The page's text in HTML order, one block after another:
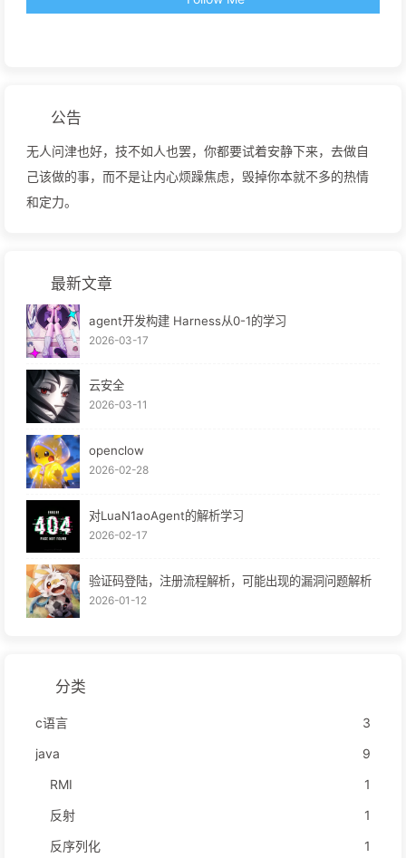
公告
无人问津也好，技不如人也罢，你都要试着安静下来，去做自
己该做的事，而不是让内心烦躁焦虑，毁掉你本就不多的热情
和定力。
最新文章
agent开发构建 Harness从0-1的学习
2026-03-17
云安全
2026-03-11
openclow
2026-02-28
对LuaN1aoAgent的解析学习
2026-02-17
验证码登陆，注册流程解析，可能出现的漏洞问题解析
2026-01-12
分类
c语言
3
java
9
RMI
1
反射
1
反序列化
1